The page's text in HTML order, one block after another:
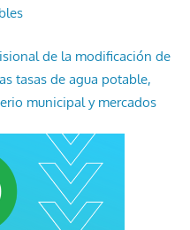
de la modificación de
tasas de agua potable,
municipal y mercados